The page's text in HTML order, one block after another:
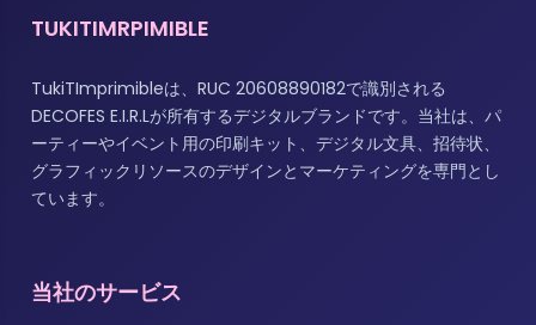
TUKITIMRPIMIBLE
TukiTImprimibleは、RUC 20608890182で識別される
DECOFES E.I.R.Lが所有するデジタルブランドです。当社は、パ
ーティーやイベント用の印刷キット、デジタル文具、招待状、
グラフィックリソースのデザインとマーケティングを専門とし
ています。
当社のサービス